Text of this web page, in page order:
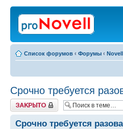
Список форумов ‹ Форумы ‹ Novell
Срочно требуется
Закрыто
Срочно требуется